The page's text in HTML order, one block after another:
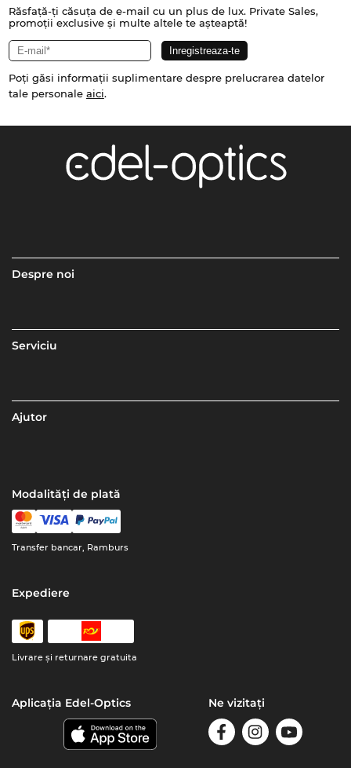
Răsfață-ți căsuța de e-mail cu un plus de lux. Private Sales,
promoții exclusive și multe altele te așteaptă!
Poți găsi informații suplimentare despre prelucrarea datelor
tale personale aici.
Despre noi
Serviciu
Ajutor
Modalități de plată
Transfer bancar, Ramburs
Expediere
Livrare şi returnare gratuita
Aplicația Edel-Optics Ne vizitați